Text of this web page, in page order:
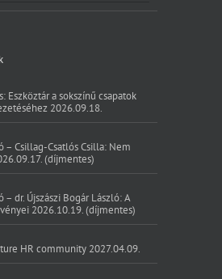
Eszköztár a sokszínű csapatok
2026.09.18.
– Csillag-Csatlós Csilla: Nem
(díjmentes)
– dr. Újszászi Bogár László: A
2026.10.19. (díjmentes)
HR community 2027.04.09.